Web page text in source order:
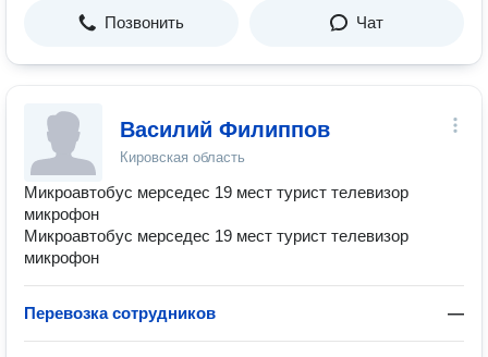
Позвонить Чат
Василий Филиппов
Кировская область
Микроавтобус мерседес 19 мест турист телевизор
микрофон
Микроавтобус мерседес 19 мест турист телевизор
микрофон
Перевозка сотрудников —